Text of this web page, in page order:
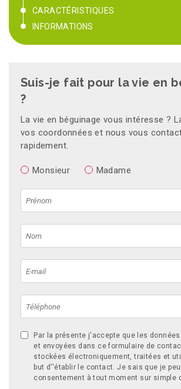
CARACTÉRISTIQUES
INFORMATIONS
Suis-je fait pour la vie en
?
La vie en béguinage vous intéresse ?
vos coordonnées et nous vous
rapidement.
Monsieur Madame
Par la présente j'accepte que les
et envoyées dans ce formulaire de
stockées électroniquement, traitées et
but d''établir le contact. Je sais que je
consentement à tout moment sur simple